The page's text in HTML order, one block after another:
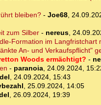
bleiben?- Joe68,
zum Silber- nereus,
Formation im Langfristchart
An- und Verkaufspflicht"
Woods ermächtigt? -
- paranoia, 24.09.2024,
, 24.09.2024, 15:43
, 25.09.2024, 14:05
, 26.09.2024, 19:39